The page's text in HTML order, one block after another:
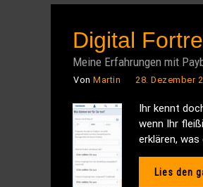
Digital
Meine Erfahrungen mit
Von Martin 28. Dezember
Ihr kennt
wenn Ihr
erklären,
Lies den